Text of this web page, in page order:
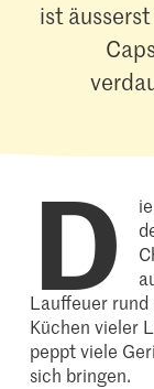
ist
D
Lauffeuer rund
Küchen vieler
peppt viele
sich bringen.